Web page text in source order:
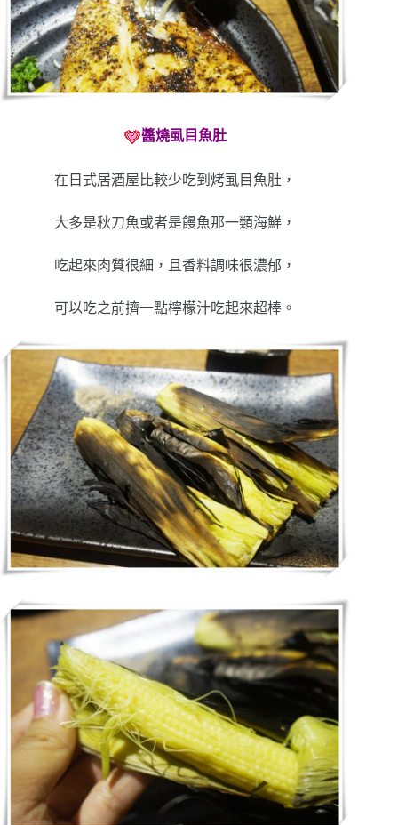
醬燒虱目魚肚
在日式居酒屋比較少吃到烤虱目魚肚，
大多是秋刀魚或者是饅魚那一類海鮮，
吃起來肉質很細，且香料調味很濃郁，
可以吃之前擠一點檸檬汁吃起來超棒。